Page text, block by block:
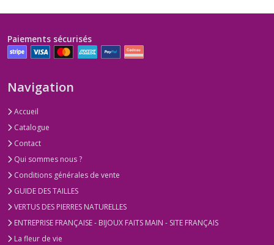
Paiements sécurisés
Navigation
Accueil
Catalogue
Contact
Qui sommes nous ?
Conditions générales de vente
GUIDE DES TAILLES
VERTUS DES PIERRES NATURELLES
ENTREPRISE FRANÇAISE - BIJOUX FAITS MAIN - SITE FRANÇAIS
La fleur de vie